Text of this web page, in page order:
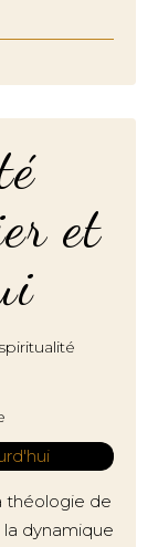
et
théologie de
la dynamique